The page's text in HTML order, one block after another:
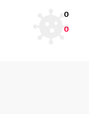
0
0